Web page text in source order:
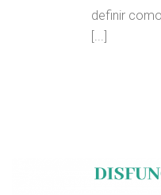
definir
[...]